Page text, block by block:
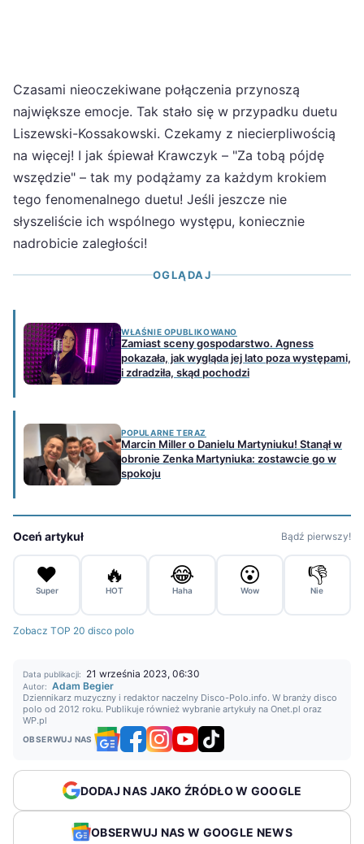
Czasami nieoczekiwane połączenia przynoszą
największe emocje. Tak stało się w przypadku duetu
Liszewski-Kossakowski. Czekamy z niecierpliwością
na więcej! I jak śpiewał Krawczyk – "Za tobą pójdę
wszędzie" – tak my podążamy za każdym krokiem
tego fenomenalnego duetu! Jeśli jeszcze nie
słyszeliście ich wspólnego występu, koniecznie
nadrobicie zaległości!
OGLĄDAJ
WŁAŚNIE OPUBLIKOWANO
Zamiast sceny gospodarstwo. Agness
pokazała, jak wygląda jej lato poza występami,
i zdradziła, skąd pochodzi
POPULARNE TERAZ
Marcin Miller o Danielu Martyniuku! Stanął w
obronie Zenka Martyniuka: zostawcie go w
spokoju
Oceń artykuł Bądź pierwszy!
❤️
Super
🔥
HOT
😂
Haha
😮
Wow
👎
Nie
Zobacz TOP 20 disco polo
Data publikacji: 21 września 2023, 06:30
Autor: Adam Begier
Dziennikarz muzyczny i redaktor naczelny Disco-Polo.info. W branży disco
polo od 2012 roku. Publikuje również wybranie artykuły na Onet.pl oraz
WP.pl
OBSERWUJ NAS
DODAJ NAS JAKO ŹRÓDŁO W GOOGLE
OBSERWUJ NAS W GOOGLE NEWS